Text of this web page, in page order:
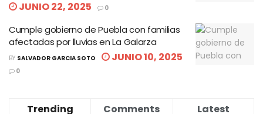
JUNIO 22, 2025 0
Cumple gobierno de Puebla con familias
afectadas por lluvias en La Galarza
BY SALVADOR GARCIA SOTO JUNIO 10, 2025
0
Trending Comments Latest